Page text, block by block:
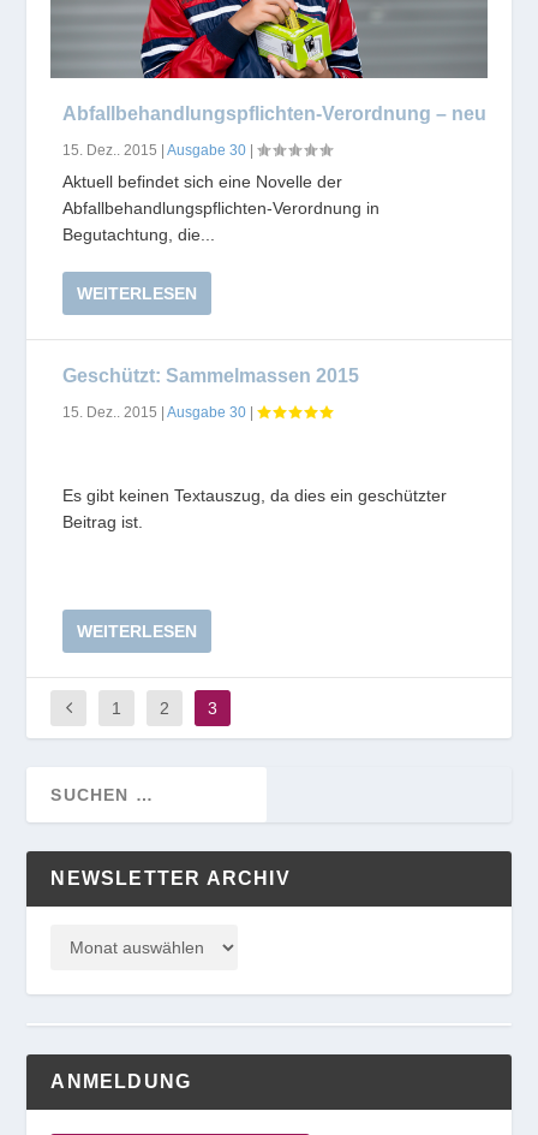
Abfallbehandlungspflichten-Verordnung – neu
15. Dez.. 2015 |Ausgabe 30 |
Aktuell befindet sich eine Novelle der
Abfallbehandlungspflichten-Verordnung in
Begutachtung, die...
WEITERLESEN
Geschützt: Sammelmassen 2015
15. Dez.. 2015 |Ausgabe 30 |
Es gibt keinen Textauszug, da dies ein geschützter
Beitrag ist.
WEITERLESEN
1 2 3
NEWSLETTER ARCHIV
ANMELDUNG